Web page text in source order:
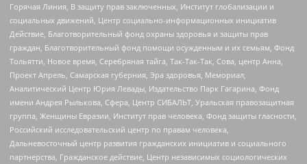
Горячая Линия, В защиту прав заключенных, Институт глобализации и
социальных движений, Центр социально-информационных инициатив
Действие, Благотворительный фонд охраны здоровья и защиты прав
граждан, Благотворительный фонд помощи осужденным и их семьям, Фонд
Тольятти, Новое время, Серебряная тайга, Так-Так-Так, Сова, центр Анна,
Проект Апрель, Самарская губерния, Эра здоровья, Мемориал,
Аналитический Центр Юрия Левады, Издательство Парк Гагарина, Фонд
имени Андрея Рылькова, Сфера, Центр СИБАЛЬТ, Уральская правозащитная
группа, Женщины Евразии, Институт прав человека, Фонд защиты гласности,
Российский исследовательский центр по правам человека,
Дальневосточный центр развития гражданских инициатив и социального
партнерства, Гражданское действие, Центр независимых социологических